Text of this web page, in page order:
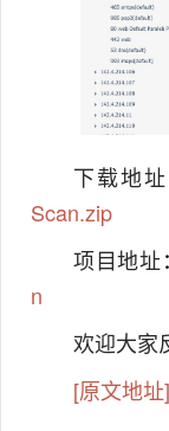
下载地址
Scan.zip
项目地址：
n
欢迎大家
[原文地址]